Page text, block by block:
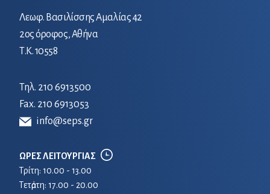
Λεωφ. Βασιλίσσης Αμαλίας 42
2ος όροφος, Αθήνα
Τ.Κ. 10558
Τηλ. 210 6913500
Fax. 210 6913053
info@seps.gr
ΩΡΕΣ ΛΕΙΤΟΥΡΓΙΑΣ
Τρίτη: 10.00 - 13.00
Τετἀρτη: 17.00 - 20.00